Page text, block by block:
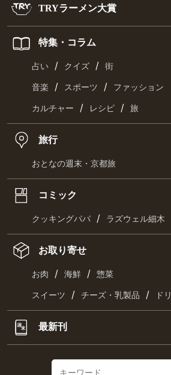
TRYラーメン大賞
特集・コラム
占い / クイズ / 街
音楽 / スポーツ / ファッション
カルチャー / レシピ / 旅
旅行
おとなの週末・京都旅
コミック
クッキングパパ / ラズウェル細木
お取り寄せ
お肉 / 海鮮 / 惣菜
スイーツ / チーズ・乳製品 / ド
最新刊